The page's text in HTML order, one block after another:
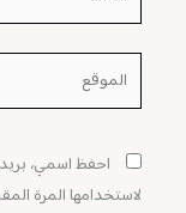
الموقع
احفظ اسمي،
لاستخدامها المرة